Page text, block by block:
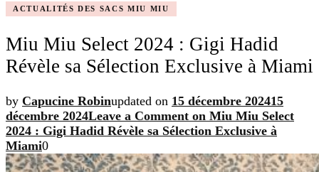
ACTUALITÉS DES SACS MIU MIU
Miu Miu Select 2024 : Gigi Hadid
Révèle sa Sélection Exclusive à Miami
by Capucine Robinupdated on 15 décembre 202415
décembre 2024Leave a Comment on Miu Miu Select
2024 : Gigi Hadid Révèle sa Sélection Exclusive à
Miami0